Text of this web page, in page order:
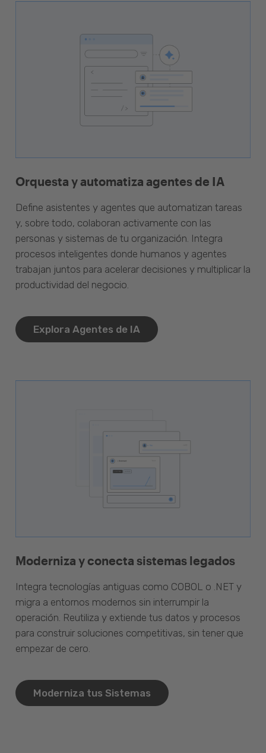
Orquesta y automatiza agentes de IA
Define asistentes y agentes que automatizan tareas
y, sobre todo, colaboran activamente con las
personas y sistemas de tu organización. Integra
procesos inteligentes donde humanos y agentes
trabajan juntos para acelerar decisiones y multiplicar la
productividad del negocio.
Explora Agentes de IA
Moderniza y conecta sistemas legados
Integra tecnologías antiguas como COBOL o .NET y
migra a entornos modernos sin interrumpir la
operación. Reutiliza y extiende tus datos y procesos
para construir soluciones competitivas, sin tener que
empezar de cero.
Moderniza tus Sistemas